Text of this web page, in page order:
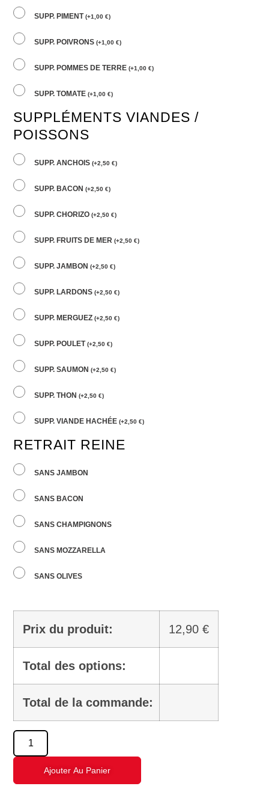
SUPP. PIMENT(+1,00€)
SUPP. POIVRONS(+1,00€)
SUPP. POMMES DE TERRE(+1,00€)
SUPP. TOMATE(+1,00€)
SUPPLÉMENTS VIANDES /
POISSONS
SUPP. ANCHOIS(+2,50€)
SUPP. BACON(+2,50€)
SUPP. CHORIZO(+2,50€)
SUPP. FRUITS DE MER(+2,50€)
SUPP. JAMBON(+2,50€)
SUPP. LARDONS(+2,50€)
SUPP. MERGUEZ(+2,50€)
SUPP. POULET(+2,50€)
SUPP. SAUMON(+2,50€)
SUPP. THON(+2,50€)
SUPP. VIANDE HACHÉE(+2,50€)
RETRAIT REINE
SANS JAMBON
SANS BACON
SANS CHAMPIGNONS
SANS MOZZARELLA
SANS OLIVES
Prix du produit: 12,90€
Total des options:
Total de la commande:
Ajouter Au Panier